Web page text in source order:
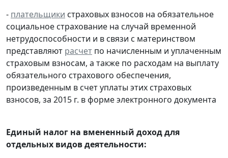
- плательщики страховых взносов на обязательное
социальное страхование на случай временной
нетрудоспособности и в связи с материнством
представляют расчет по начисленным и уплаченным
страховым взносам, а также по расходам на выплату
обязательного страхового обеспечения,
произведенным в счет уплаты этих страховых
взносов, за 2015 г. в форме электронного документа
Единый налог на вмененный доход для
отдельных видов деятельности: